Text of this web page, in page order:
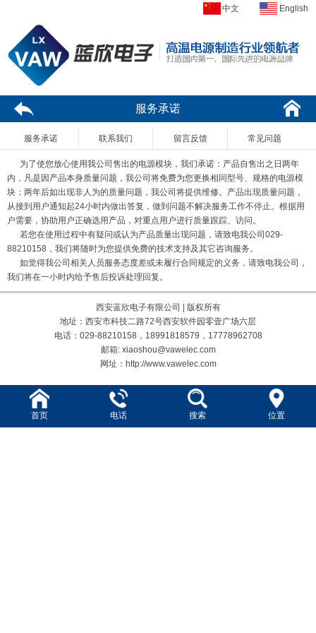
中文 English
服务承诺
服务承诺 联系我们 留言反馈 常见问题
为了使您放心使用我公司售出的电源模块，我们承诺：产品自售出之日两年
内，凡是因产品本身质量问题，我公司将免费为您更换相同型号、规格的电源模
块；两年后如出现非人为的质量问题，我公司将提供维修。产品出现质量问题，
从接到用户通知起24小时内做出答复，做到问题不解决服务工作不停止。根据用
户需要，协助用户正确选用产品，对重点用户进行质量跟踪、访问。
若您在使用过程中有疑问或认为产品质量出现问题，请致电我公司029-
88210158，我们将随时为您提供免费的技术支持及其它咨询服务。
如觉得我公司相关人员服务态度差或未履行合同规定的义务，请致电我公司，
我们将在一小时内给予售后投诉处理回复。
西安蓝欣电子有限公司 | 版权所有
地址：西安市科技二路72号西安软件园零壹广场六层
电话：029-88210158，18991818579，17778962708
邮箱: xiaoshou@vawelec.com
网址：http://www.vawelec.com
首页 电话 搜索 位置